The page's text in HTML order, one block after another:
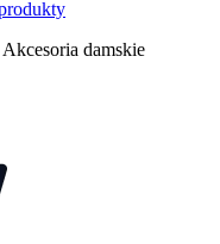
Akcesoria damskie